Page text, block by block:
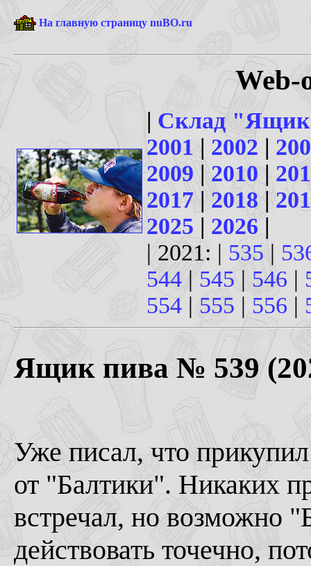
На главную страницу nuBO.ru
| Склад
2001 | 2002 |
2009| 2010|
2017 | 2018|
2025 | 2026|
| 2021: | 535|
544 | 545 |546 |
554 | 555 | 556 |
Ящик пива № 539
Уже писал, что
от "Балтики". Никаких
встречал, но возможно
действовать точечно,